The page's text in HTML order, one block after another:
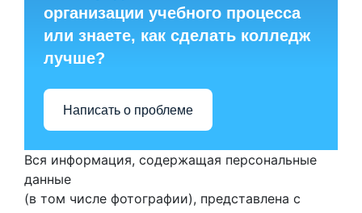
организации учебного процесса
или знаете, как сделать колледж
лучше?
Написать о проблеме
Вся информация, содержащая персональные
данные
(в том числе фотографии), представлена с